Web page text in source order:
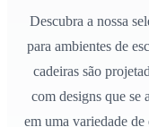
Descubra a nossa
para ambientes de
cadeiras são
com designs que se
em uma variedade de